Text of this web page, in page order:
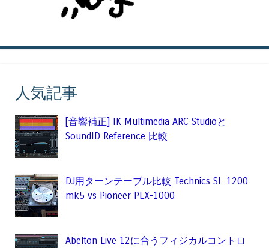
人気記事
[音響補正] IK Multimedia ARC Studioと
SoundID Reference 比較
DJ用ターンテーブル比較 Technics SL-1200
mk5 vs Pioneer PLX-1000
Abelton Live 12に合うフィジカルコントロ